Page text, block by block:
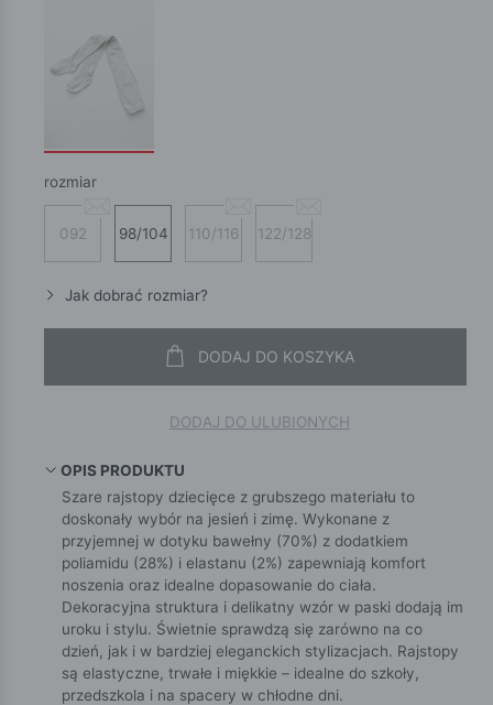
rozmiar
092 98/104 110/116 122/128
Jak dobrać rozmiar?
DODAJ DO KOSZYKA
DODAJ DO ULUBIONYCH
OPIS PRODUKTU
Szare rajstopy dziecięce z grubszego materiału to
doskonały wybór na jesień i zimę. Wykonane z
przyjemnej w dotyku bawełny (70%) z dodatkiem
poliamidu (28%) i elastanu (2%) zapewniają komfort
noszenia oraz idealne dopasowanie do ciała.
Dekoracyjna struktura i delikatny wzór w paski dodają im
uroku i stylu. Świetnie sprawdzą się zarówno na co
dzień, jak i w bardziej eleganckich stylizacjach. Rajstopy
są elastyczne, trwałe i miękkie – idealne do szkoły,
przedszkola i na spacery w chłodne dni.